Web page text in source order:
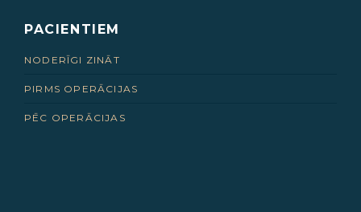
PACIENTIEM
NODERĪGI ZINĀT
PIRMS OPERĀCIJAS
PĒC OPERĀCIJAS